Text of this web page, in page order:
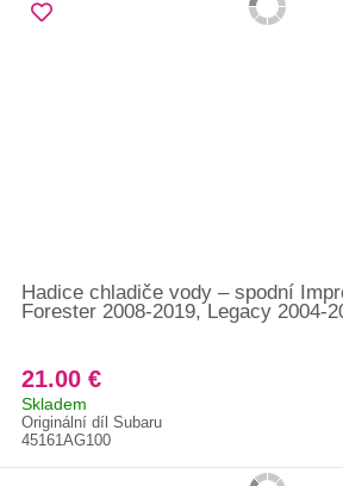
Hadice chladiče vody – spodní
Forester 2008-2019, Legacy 2004-
21.00 €
Skladem
Originální díl Subaru
45161AG100